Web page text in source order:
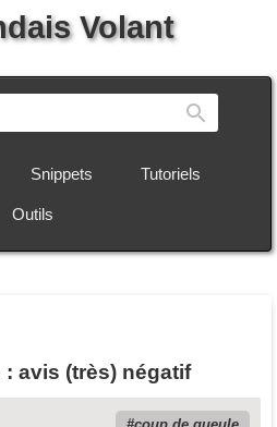
Volant
Snippets Tutoriels
Outils
avis (très) négatif